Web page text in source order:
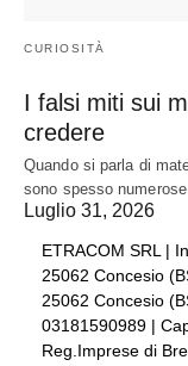
CURIOSITÀ
I falsi miti sui
credere
Quando si parla di
sono spesso
Luglio 31, 2026
ETRACOM SRL |
25062 Concesio
25062 Concesio
03181590989 |
Reg.Imprese di